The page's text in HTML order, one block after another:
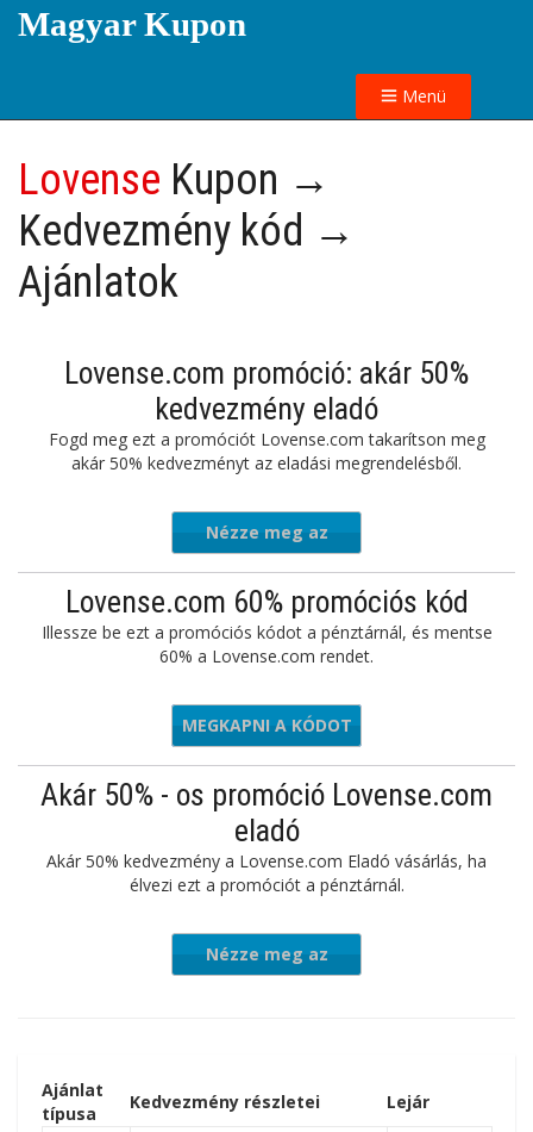
Magyar Kupon
Menü
Lovense Kupon →
Kedvezmény kód →
Ajánlatok
Lovense.com promóció: akár 50%
kedvezmény eladó
Fogd meg ezt a promóciót Lovense.com takarítson meg
akár 50% kedvezményt az eladási megrendelésből.
Nézze meg az
ajánlatot
Lovense.com 60% promóciós kód
Illessze be ezt a promóciós kódot a pénztárnál, és mentse
60% a Lovense.com rendet.
w353434
MEGKAPNI A KÓDOT
Akár 50% - os promóció Lovense.com
eladó
Akár 50% kedvezmény a Lovense.com Eladó vásárlás, ha
élvezi ezt a promóciót a pénztárnál.
Nézze meg az
Ajánlat
típusa
Kedvezmény részletei Lejár